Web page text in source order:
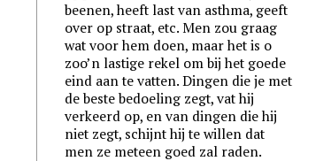
beenen, heeft last van asthma, geeft
over op straat, etc. Men zou graag
wat voor hem doen, maar het is o
zoo’n lastige rekel om bij het goede
eind aan te vatten. Dingen die je met
de beste bedoeling zegt, vat hij
verkeerd op, en van dingen die hij
niet zegt, schijnt hij te willen dat
men ze meteen goed zal raden.